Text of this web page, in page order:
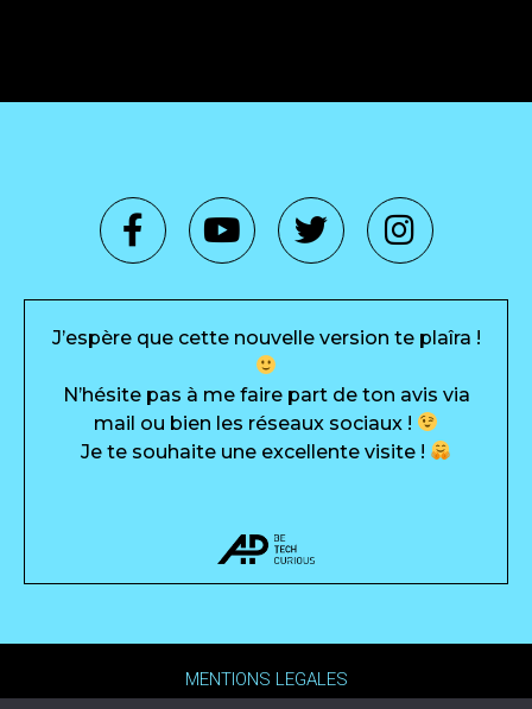
J’espère que cette nouvelle version te plaîra !
N’hésite pas à me faire part de ton avis via
mail ou bien les réseaux sociaux !
Je te souhaite une excellente visite !
MENTIONS LEGALES